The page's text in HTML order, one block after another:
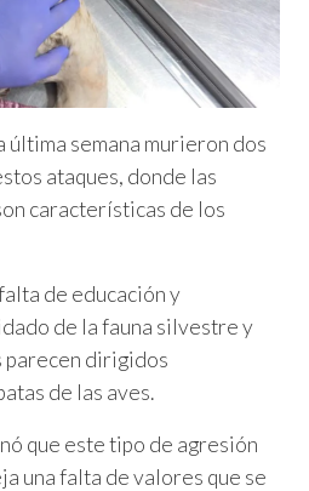
última semana murieron dos
ataques, donde las
características de los
de educación y
de la fauna silvestre y
parecen dirigidos
de las aves.
que este tipo de agresión
una falta de valores que se